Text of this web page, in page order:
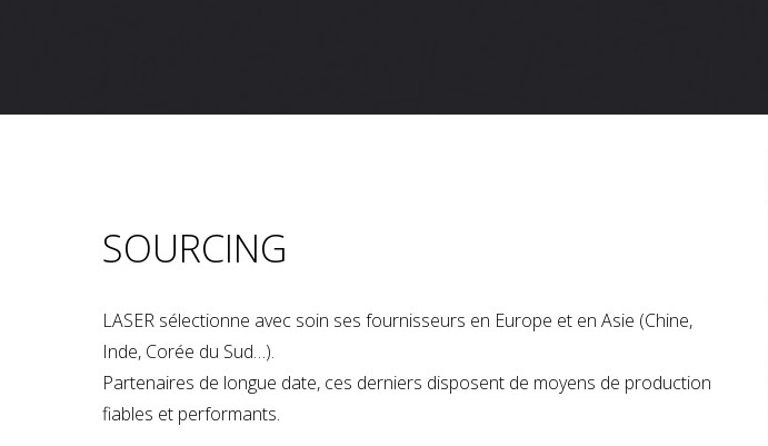
SOURCING
LASER sélectionne avec soin ses fournisseurs en Europe et en Asie (Chine,
Inde, Corée du Sud…).
Partenaires de longue date, ces derniers disposent de moyens de production
fiables et performants.